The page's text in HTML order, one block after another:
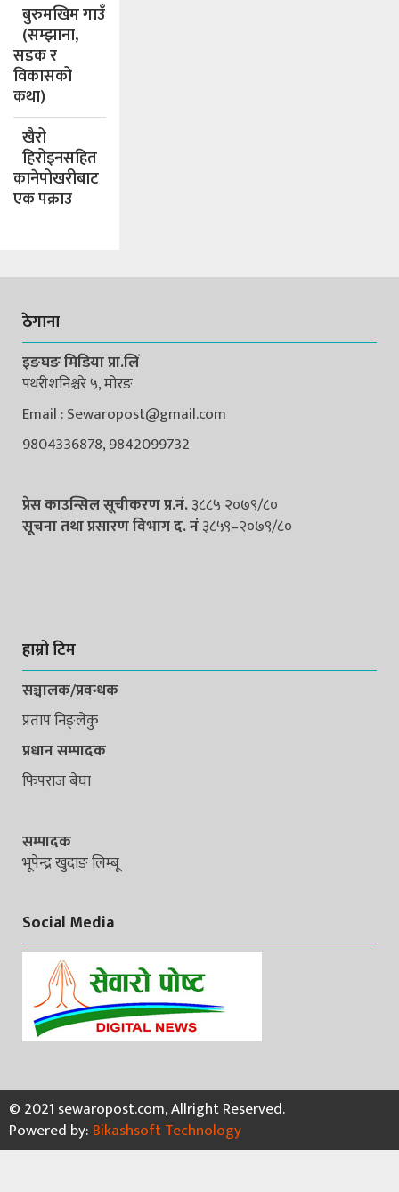
बुरुमखिम गाउँ
(सम्झाना,
सडक र
विकासको
कथा)
खैरो
हिरोइनसहित
कानेपोखरीबाट
एक पक्राउ
ठेगाना
इङघङ मिडिया प्रा.लिं
पथरीशनिश्चरे ५, मोरङ
Email : Sewaropost@gmail.com
9804336878, 9842099732
प्रेस काउन्सिल सूचीकरण प्र.नं.३८८५ २०७९/८०
सूचना तथा प्रसारण विभाग द. नंं३८५९–२०७९/८०
हाम्रो टिम
सञ्चालक/प्रवन्धक
प्रताप निङ्लेकु
प्रधान सम्पादक
फिपराज बेघा
सम्पादक
भूपेन्द्र खुदाङ लिम्बू
Social Media
© 2021 sewaropost.com, Allright Reserved.
Powered by: Bikashsoft Technology